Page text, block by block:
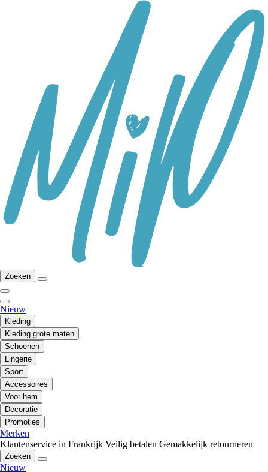
Zoeken
Nieuw
Kleding
Kleding grote maten
Schoenen
Lingerie
Sport
Accessoires
Voor hem
Decoratie
Promoties
Merken
Klantenservice in Frankrijk Veilig betalen Gemakkelijk retourneren
Zoeken
Nieuw